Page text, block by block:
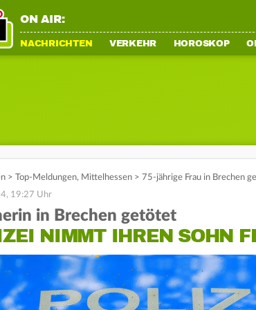
ON AIR:
NACHRICHTEN VERKEHR HOROSKOP
> Top-Meldungen, Mittelhessen > 75-jährige Frau in Brechen
19:27 Uhr
in Brechen getötet
NIMMT IHREN SOHN